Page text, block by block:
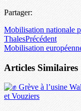
Partager:
Mobilisation nationale
ThalesPrécédent
Mobilisation
Articles Similaires